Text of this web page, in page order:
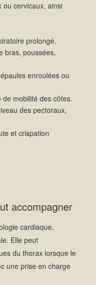
ou cervicaux, ainsi
prolongé.
bras, poussées,
enroulées ou
mobilité des côtes.
des pectoraux,
et crispation
accompagner
cardiaque,
Elle peut
du thorax lorsque le
une prise en charge